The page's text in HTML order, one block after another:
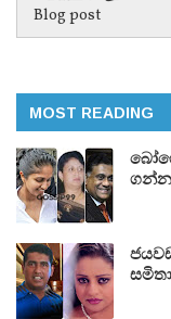
Blog post
MOST READING